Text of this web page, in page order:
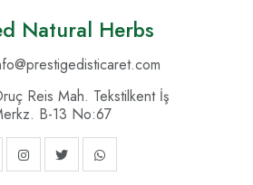
Natural Herbs
Reis Mah. Tekstilkent İş
B-13 No:67